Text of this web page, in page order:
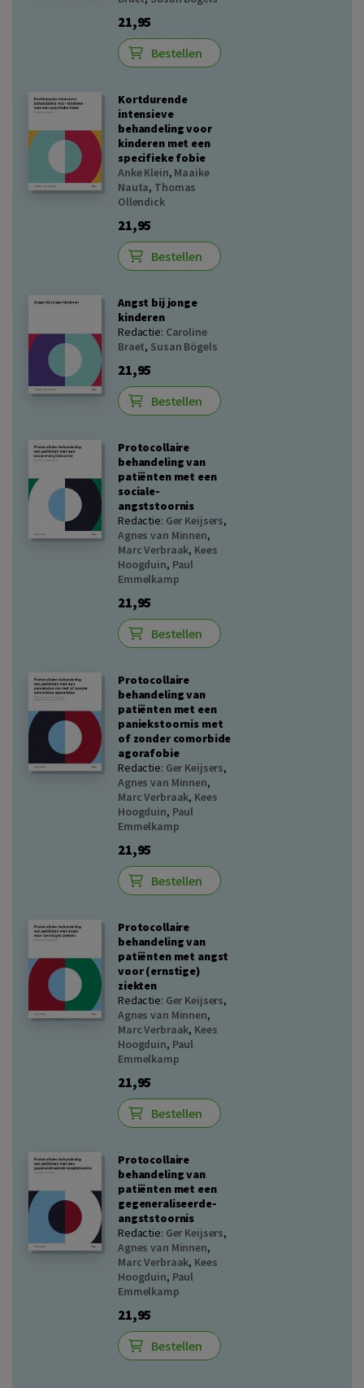
21,95
Bestellen
Kortdurende
intensieve
behandeling voor
kinderen met een
specifieke fobie
Anke Klein, Maaike
Nauta, Thomas
Ollendick
21,95
Bestellen
Angst bij jonge
kinderen
Redactie: Caroline
Braet, Susan Bögels
21,95
Bestellen
Protocollaire
behandeling van
patiënten met een
sociale-
angststoornis
Redactie: Ger Keijsers,
Agnes van Minnen,
Marc Verbraak, Kees
Hoogduin, Paul
Emmelkamp
21,95
Bestellen
Protocollaire
behandeling van
patiënten met een
paniekstoornis met
of zonder comorbide
agorafobie
Redactie: Ger Keijsers,
Agnes van Minnen,
Marc Verbraak, Kees
Hoogduin, Paul
Emmelkamp
21,95
Bestellen
Protocollaire
behandeling van
patiënten met angst
voor (ernstige)
ziekten
Redactie: Ger Keijsers,
Agnes van Minnen,
Marc Verbraak, Kees
Hoogduin, Paul
Emmelkamp
21,95
Bestellen
Protocollaire
behandeling van
patiënten met een
gegeneraliseerde-
angststoornis
Redactie: Ger Keijsers,
Agnes van Minnen,
Marc Verbraak, Kees
Hoogduin, Paul
Emmelkamp
21,95
Bestellen